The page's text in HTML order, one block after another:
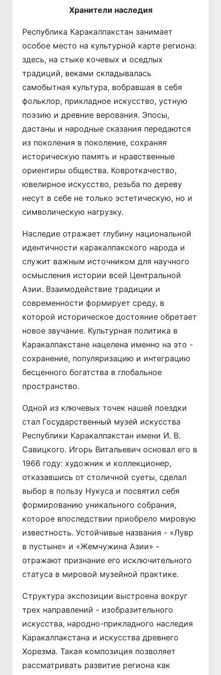
Хранители наследия
Республика Каракалпакстан занимает
особое место на культурной карте региона:
здесь, на стыке кочевых и оседлых
традиций, веками складывалась
самобытная культура, вобравшая в себя
фольк­лор, прикладное искусство, устную
поэзию и древние верования. Эпосы,
дастаны и народные сказания передаются
из поколения в поколение, сохраняя
историческую память и нравственные
ориентиры общества. Ковроткачество,
ювелирное искусство, резьба по дереву
несут в себе не только эстетическую, но и
символическую нагрузку.
Наследие отражает глубину национальной
идентичности каракалпакского народа и
служит важным источником для научного
осмысления истории всей Центральной
Азии. Взаимодействие традиции и
современности формирует среду, в
которой историческое достояние обретает
новое звучание. Культурная политика в
Каракалпакстане нацелена именно на это -
сохранение, популяризацию и интеграцию
бесценного богатства в глобальное
пространство.
Одной из ключевых точек нашей поездки
стал Государственный музей искусства
Республики Каракалпакстан имени И. В.
Савицкого. Игорь Витальевич основал его в
1966 году: художник и коллекционер,
отказавшись от столичной суеты, сделал
выбор в пользу Нукуса и посвятил себя
формированию уникального собрания,
которое впоследствии приобрело мировую
известность. Устойчивые названия - «Лувр
в пустыне» и «Жемчужина Азии» -
отражают признание его исключительного
статуса в мировой музейной практике.
Структура экспозиции выстроена вокруг
трех направлений - изобразительного
искусства, народно-прикладного наследия
Каракалпакстана и искусства древнего
Хорезма. Такая композиция позволяет
рассматривать развитие региона как